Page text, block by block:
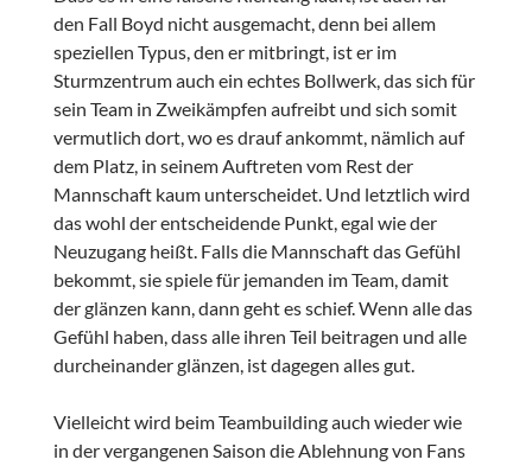
den Fall Boyd nicht ausgemacht, denn bei allem
speziellen Typus, den er mitbringt, ist er im
Sturmzentrum auch ein echtes Bollwerk, das sich für
sein Team in Zweikämpfen aufreibt und sich somit
vermutlich dort, wo es drauf ankommt, nämlich auf
dem Platz, in seinem Auftreten vom Rest der
Mannschaft kaum unterscheidet. Und letztlich wird
das wohl der entscheidende Punkt, egal wie der
Neuzugang heißt. Falls die Mannschaft das Gefühl
bekommt, sie spiele für jemanden im Team, damit
der glänzen kann, dann geht es schief. Wenn alle das
Gefühl haben, dass alle ihren Teil beitragen und alle
durcheinander glänzen, ist dagegen alles gut.
Vielleicht wird beim Teambuilding auch wieder wie
in der vergangenen Saison die Ablehnung von Fans